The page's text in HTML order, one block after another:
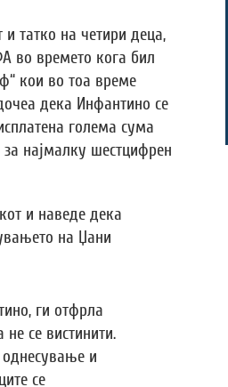
татко на четири деца,
во времето кога бил
кои во тоа време
дека Инфантино се
голема сума
најмалку шестцифрен
и наведе дека
на Џани
ги отфрла
се вистинити.
и
се